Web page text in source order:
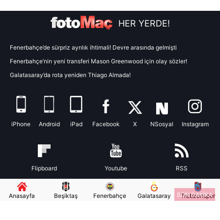
toplumu hizmetlerinin sunulması amacıyla
kullanılmaktadır. Diğer çerezler, sitemizin daha işlevsel
reklam/pazarlama faaliyetlerinin yapılması, amaçlarıyla
sınırlı olarak açık rızanız dahilinde kullanılacaktır.
vasıtasıyla belirleyebilirsiniz. Çerezlere ilişkin detaylı bilgi
için Ayarlar butonuna tıklayabilir,
Çerez Bilgilendirme
hazırlanmış Aydınlatma Metnimizi okumak ve sitemizde
ilgili mevzuata uygun olarak kullanılan çerezlerle ilgili bilgi
SON DAKİKA
HER YERDE!
Fenerbahçe’de sürpriz ayrılık ihtimali! Devre arasında gelmişti
Fenerbahçe’nin yeni transferi Mason Greenwood için olay sözler!
Galatasaray’da rota yeniden Thiago Almada!
iPhone Android iPad Facebook X NSosyal Instagram
Flipboard Youtube RSS
Anasayfa Beşiktaş Fenerbahçe Galatasaray Trabzonspor